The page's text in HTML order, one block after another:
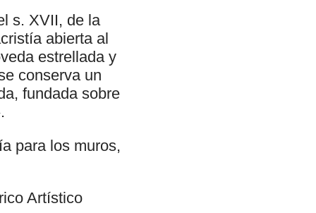
s. XVII, de la
abierta al
estrellada y
conserva un
fundada sobre
para los muros,
Artístico